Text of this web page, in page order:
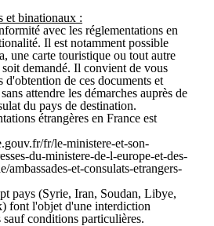
et binationaux :
avec les réglementations en
Il est notamment possible
une carte touristique ou tout autre
demandé. Il convient de vous
d'obtention de ces documents et
attendre les démarches auprès de
du pays de destination.
étrangères en France est
fr/le-ministere-et-son-
du-ministere-de-l-europe-et-des-
ambassades-et-consulats-etrangers-
pays (Syrie, Iran, Soudan, Libye,
font l'objet d'une interdiction
conditions particulières.